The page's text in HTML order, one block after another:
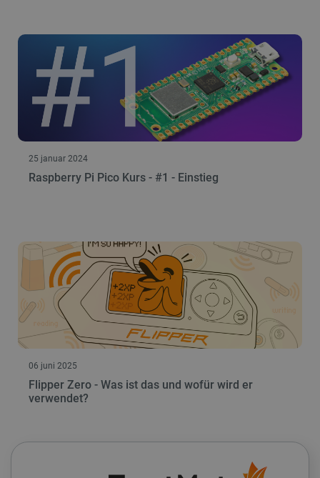
25 januar 2024
Raspberry Pi Pico Kurs - #1 - Einstieg
06 juni 2025
Flipper Zero - Was ist das und wofür wird er
verwendet?